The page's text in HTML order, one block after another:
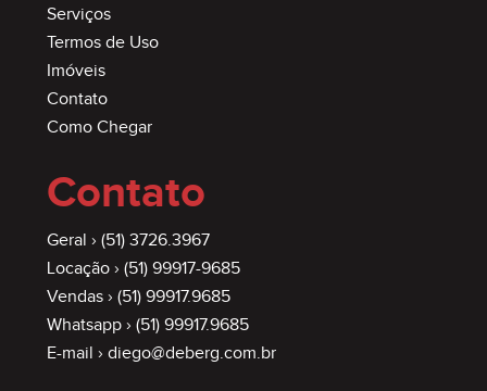
Serviços
Termos de Uso
Imóveis
Contato
Como Chegar
Contato
Geral › (51) 3726.3967
Locação › (51) 99917-9685
Vendas › (51) 99917.9685
Whatsapp › (51) 99917.9685
E-mail › diego@deberg.com.br